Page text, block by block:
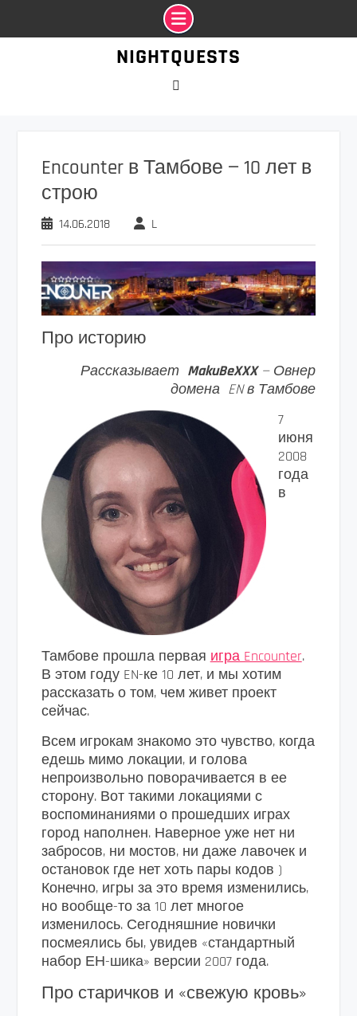
NIGHTQUESTS
Encounter в Тамбове — 10 лет в
строю
14.06.2018 L
Про историю
Рассказывает MakuBeXXX— Овнер
домена EN в Тамбове
7
июня
2008
года
в
Тамбове прошла первая игра Encounter.
В этом году EN-ке 10 лет, и мы хотим
рассказать о том, чем живет проект
сейчас.
Всем игрокам знакомо это чувство, когда
едешь мимо локации, и голова
непроизвольно поворачивается в ее
сторону. Вот такими локациями с
воспоминаниями о прошедших играх
город наполнен. Наверное уже нет ни
забросов, ни мостов, ни даже лавочек и
остановок где нет хоть пары кодов )
Конечно, игры за это время изменились,
но вообще-то за 10 лет многое
изменилось. Сегодняшние новички
посмеялись бы, увидев «стандартный
набор ЕН-шика» версии 2007 года.
Про старичков и «свежую кровь»